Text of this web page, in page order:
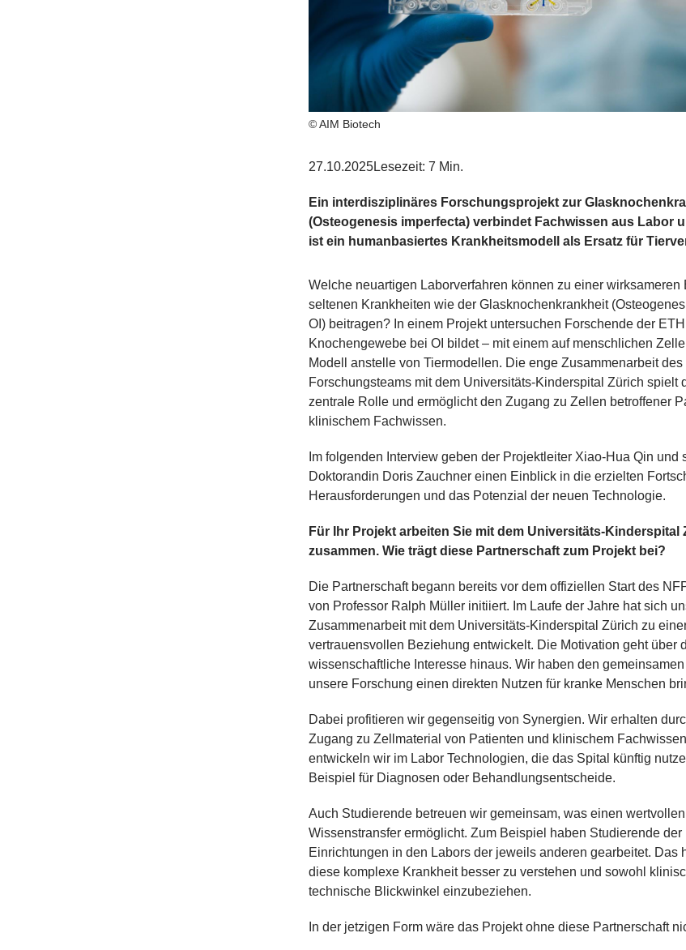
© AIM Biotech
27.10.2025Lesezeit: 7 Min.
Ein interdisziplinäres Forschungsprojekt zur
(Osteogenesis imperfecta) verbindet Fachwissen aus Labor
ist ein humanbasiertes Krankheitsmodell als Ersatz für
Welche neuartigen Laborverfahren können zu einer wirksameren
seltenen Krankheiten wie der Glasknochenkrankheit
OI) beitragen? In einem Projekt untersuchen Forschende der
Knochengewebe bei OI bildet – mit einem auf menschlichen
Modell anstelle von Tiermodellen. Die enge Zusammenarbeit des
Forschungsteams mit dem Universitäts-Kinderspital Zürich spielt
zentrale Rolle und ermöglicht den Zugang zu Zellen betroffener
klinischem Fachwissen.
Im folgenden Interview geben der Projektleiter Xiao-Hua Qin und
Doktorandin Doris Zauchner einen Einblick in die erzielten
Herausforderungen und das Potenzial der neuen Technologie.
Für Ihr Projekt arbeiten Sie mit dem Universitäts-Kinderspital
zusammen. Wie trägt diese Partnerschaft zum Projekt bei?
Die Partnerschaft begann bereits vor dem offiziellen Start des
von Professor Ralph Müller initiiert. Im Laufe der Jahre hat sich
Zusammenarbeit mit dem Universitäts-Kinderspital Zürich zu
vertrauensvollen Beziehung entwickelt. Die Motivation geht über
wissenschaftliche Interesse hinaus. Wir haben den
unsere Forschung einen direkten Nutzen für kranke Menschen
Dabei profitieren wir gegenseitig von Synergien. Wir erhalten
Zugang zu Zellmaterial von Patienten und klinischem
entwickeln wir im Labor Technologien, die das Spital künftig
Beispiel für Diagnosen oder Behandlungsentscheide.
Auch Studierende betreuen wir gemeinsam, was einen wertvollen
Wissenstransfer ermöglicht. Zum Beispiel haben Studierende der
Einrichtungen in den Labors der jeweils anderen gearbeitet. Das
diese komplexe Krankheit besser zu verstehen und sowohl
technische Blickwinkel einzubeziehen.
In der jetzigen Form wäre das Projekt ohne diese Partnerschaft